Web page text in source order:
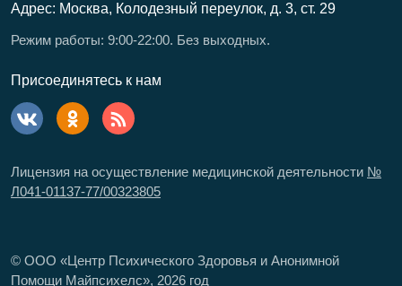
Адрес: Москва, Колодезный переулок, д. 3, ст. 29
Режим работы: 9:00-22:00. Без выходных.
Присоединятесь к нам
Лицензия на осуществление медицинской деятельности №
Л041-01137-77/00323805
© ООО «Центр Психического Здоровья и Анонимной
Помощи Майпсихелс», 2026 год